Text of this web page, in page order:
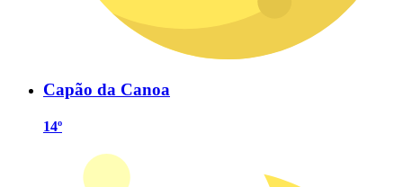
Capão da Canoa
14º